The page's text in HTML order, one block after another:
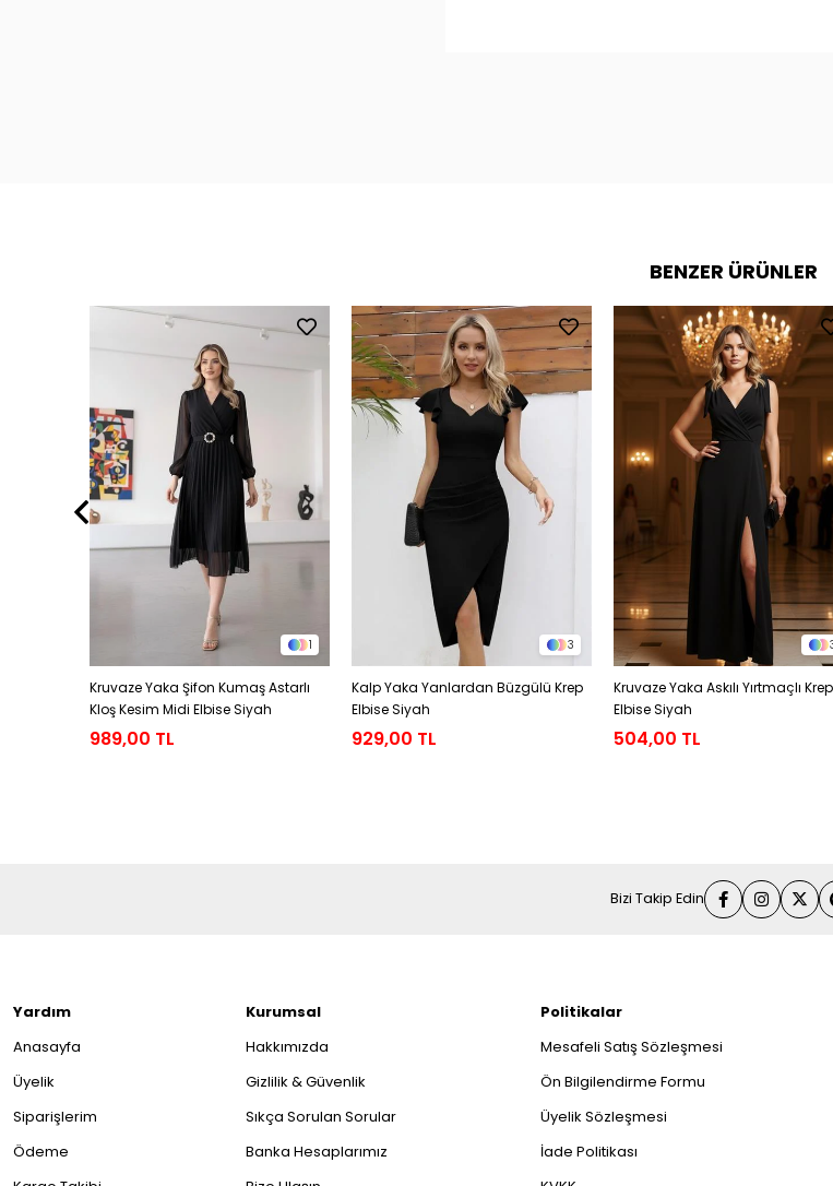
BENZER ÜRÜNLER
1
Kruvaze Yaka Şifon Kumaş Astarlı
Kloş Kesim Midi Elbise Siyah
989,00 TL
3
Kalp Yaka Yanlardan Büzgülü Krep
Elbise Siyah
929,00 TL
Kruvaze Yaka Askılı Yırtmaçlı Krep
Elbise Siyah
504,00 TL
Bizi Takip Edin
Yardım
Anasayfa
Üyelik
Siparişlerim
Ödeme
Kurumsal
Hakkımızda
Gizlilik & Güvenlik
Sıkça Sorulan Sorular
Banka Hesaplarımız
Politikalar
Mesafeli Satış Sözleşmesi
Ön Bilgilendirme Formu
Üyelik Sözleşmesi
İade Politikası